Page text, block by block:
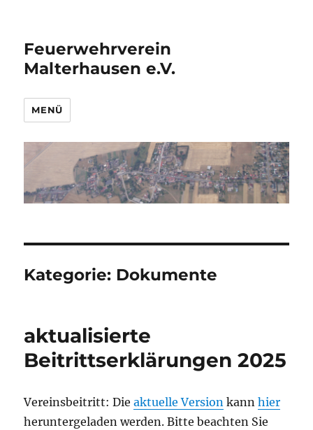
Feuerwehrverein
Malterhausen e.V.
MENÜ
Kategorie: Dokumente
aktualisierte
Beitrittserklärungen 2025
Vereinsbeitritt: Dieaktuelle Version kannhier
heruntergeladen werden. Bitte beachten Sie